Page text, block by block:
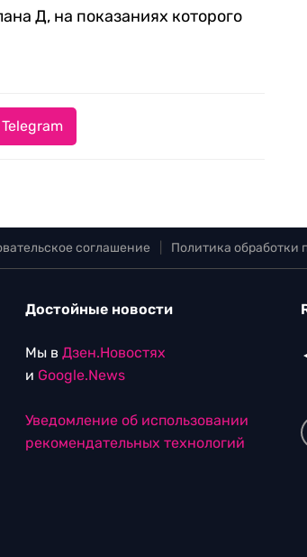
Д, на показаниях которого
соглашение Политика обработки
Достойные новости
Мы в Дзен.Новостях
и Google.News
Уведомление об использовании
рекомендательных технологий